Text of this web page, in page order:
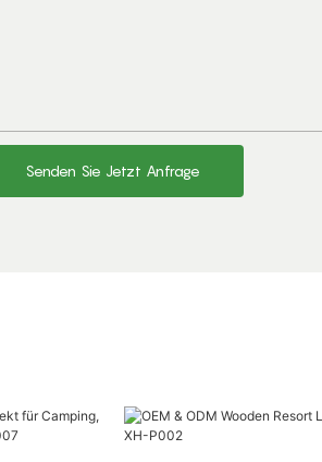
Senden Sie Jetzt Anfrage